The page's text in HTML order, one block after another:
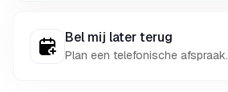
Bel mij later terug
Plan een telefonische afspraak.